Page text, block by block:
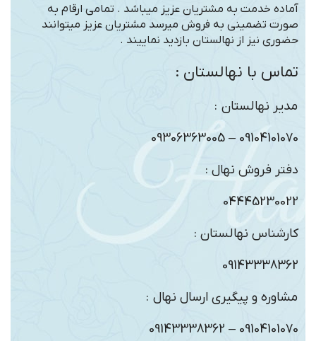
آماده خدمت به مشتریان عزیز میباشد . تمامی ارقام به
صورت تضمینی به فروش میرسد مشتریان عزیز میتوانند
حضوری نیز از نهالستان بازدید نماییند .
تماس با نهالستان :
مدیر نهالستان :
09104101070 – 09306363005
دفتر فروش نهال :
04445230022
کارشناس نهالستان :
09143338362
مشاوره و پیگیری ارسال نهال :
09104101070 – 09143338362